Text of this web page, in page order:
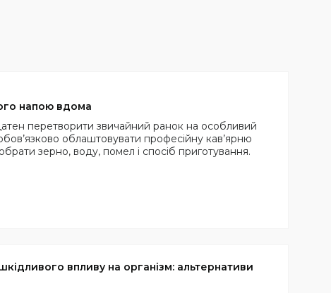
напою вдома
перетворити звичайний ранок на особливий
облаштовувати професійну кав’ярню
зерно, воду, помел і спосіб приготування.
впливу на організм: альтернативи